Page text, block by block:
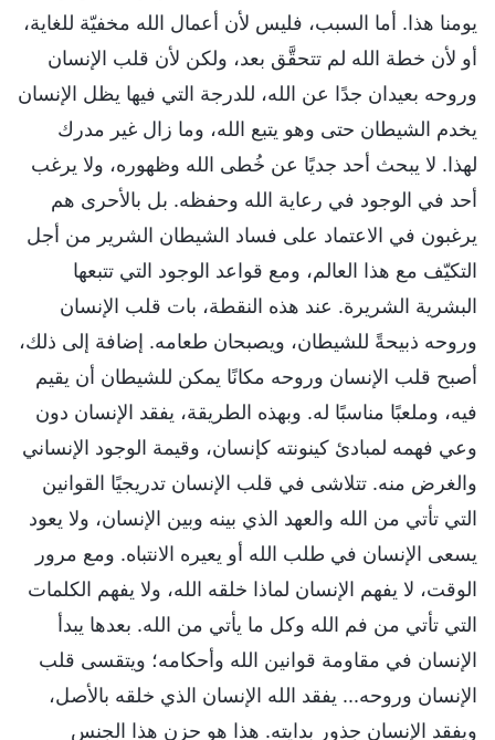
يومنا هذا. أما السبب، فليس لأن أعمال الله مخفيّة للغاية،
أو لأن خطة الله لم تتحقَّق بعد، ولكن لأن قلب الإنسان
وروحه بعيدان جدًا عن الله، للدرجة التي فيها يظل الإنسان
يخدم الشيطان حتى وهو يتبع الله، وما زال غير مدرك
لهذا. لا يبحث أحد جديًا عن خُطى الله وظهوره، ولا يرغب
أحد في الوجود في رعاية الله وحفظه. بل بالأحرى هم
يرغبون في الاعتماد على فساد الشيطان الشرير من أجل
التكيّف مع هذا العالم، ومع قواعد الوجود التي تتبعها
البشرية الشريرة. عند هذه النقطة، بات قلب الإنسان
وروحه ذبيحةً للشيطان، ويصبحان طعامه. إضافة إلى ذلك،
أصبح قلب الإنسان وروحه مكانًا يمكن للشيطان أن يقيم
فيه، وملعبًا مناسبًا له. وبهذه الطريقة، يفقد الإنسان دون
وعي فهمه لمبادئ كينونته كإنسان، وقيمة الوجود الإنساني
والغرض منه. تتلاشى في قلب الإنسان تدريجيًا القوانين
التي تأتي من الله والعهد الذي بينه وبين الإنسان، ولا يعود
يسعى الإنسان في طلب الله أو يعيره الانتباه. ومع مرور
الوقت، لا يفهم الإنسان لماذا خلقه الله، ولا يفهم الكلمات
التي تأتي من فم الله وكل ما يأتي من الله. بعدها يبدأ
الإنسان في مقاومة قوانين الله وأحكامه؛ ويتقسى قلب
الإنسان وروحه... يفقد الله الإنسان الذي خلقه بالأصل،
ويفقد الإنسان جذور بدايته. هذا هو حزن هذا الجنس